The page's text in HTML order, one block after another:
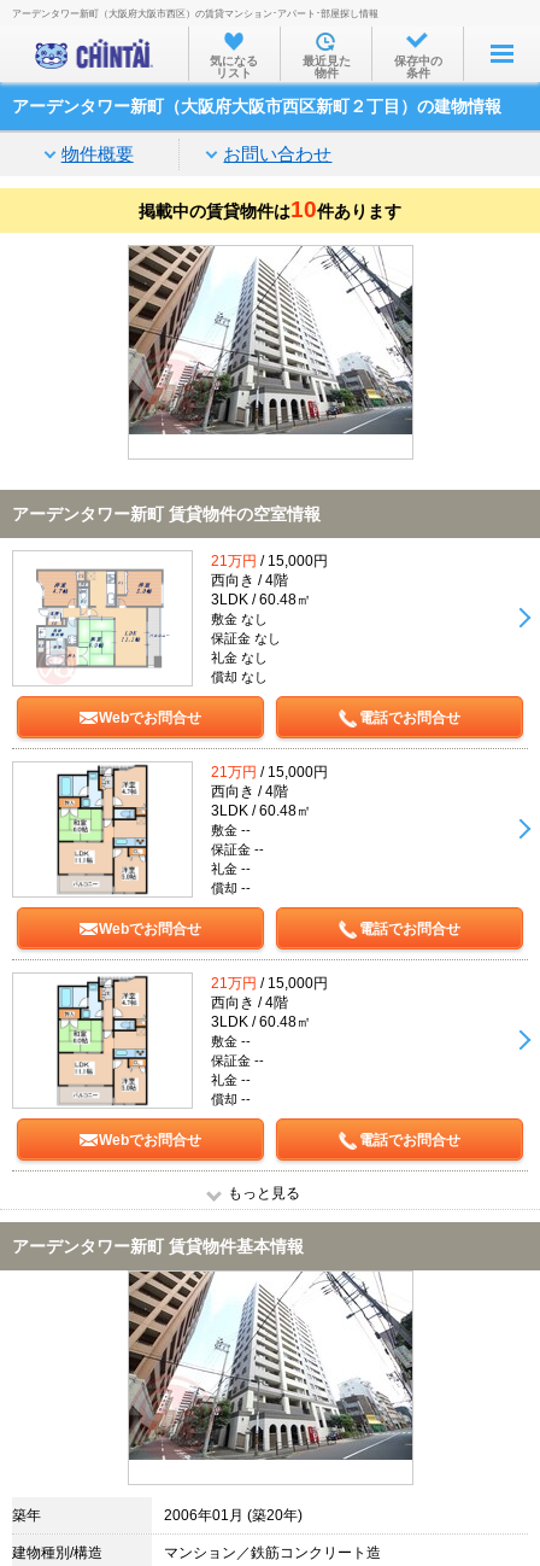
お部屋を探す
沿線・駅から
家賃相場から
通勤通学時間から
物件特集から
不動産会社から
TOP
アーデンタワー新町（大阪府大阪市西区）の賃貸マンション･アパート･部屋探し情報
気になる
リスト
最近見た
物件
保存中の
条件
アーデンタワー新町（大阪府大阪市西区新町２丁目）の建物情報
物件概要 お問い合わせ
掲載中の賃貸物件は10件あります
アーデンタワー新町 賃貸物件の空室情報
21万円 / 15,000円
西向き / 4階
3LDK / 60.48㎡
敷金 なし
保証金 なし
礼金 なし
償却 なし
Webでお問合せ 電話でお問合せ
21万円 / 15,000円
西向き / 4階
3LDK / 60.48㎡
敷金 --
保証金 --
礼金 --
償却 --
Webでお問合せ 電話でお問合せ
21万円 / 15,000円
西向き / 4階
3LDK / 60.48㎡
敷金 --
保証金 --
礼金 --
償却 --
Webでお問合せ 電話でお問合せ
もっと見る
アーデンタワー新町 賃貸物件基本情報
築年 2006年01月 (築20年)
建物種別/構造 マンション／鉄筋コンクリート造